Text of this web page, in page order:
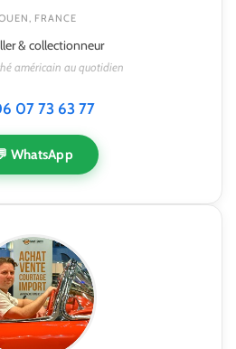
FRANCE
& collectionneur
américain au quotidien
07 73 63 77
WhatsApp